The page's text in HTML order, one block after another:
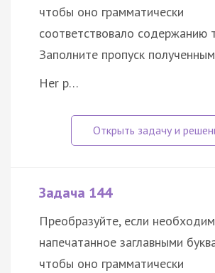
чтобы оно грамматически
соответствовало содержанию
Заполните пропуск
Her p…
Задача 144
Преобразуйте, если
напечатанное заглавными
чтобы оно грамматически